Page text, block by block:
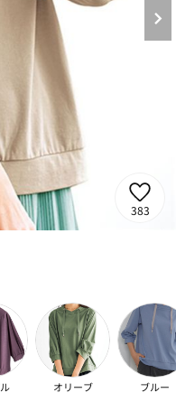
383
オリーブ ブルー